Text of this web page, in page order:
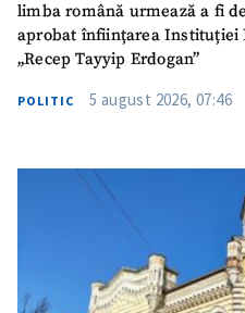
limba română urmează a fi
aprobat înființarea Instituției
„Recep Tayyip Erdogan”
POLITIC 5 august 2026, 07:46